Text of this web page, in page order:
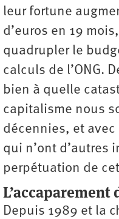
leur fortune
d’euros en 19
quadrupler le
calculs de l’ONG.
bien à quelle
capitalisme nous
décennies, et
qui n’ont d’autres
perpétuation de
L’accaparement
Depuis 1989 et la